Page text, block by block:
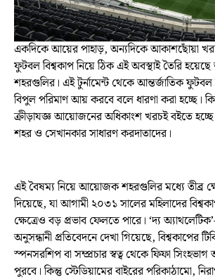
একদিকে আয়ের পাহাড়, অন্যদিকে আকাশছোঁয়া
ফুটবল বিশ্বকাপ নিয়ে ঠিক এই অবস্থাই তৈরি
শহরগুলির। এই টুর্নামেন্ট থেকে আন্তর্জাতিক ফুটবল
বিপুল পরিমাণ আয় করবে বলে ধারণা করা হচ্ছে।
ক্রীড়াযজ্ঞ আয়োজনের অধিকাংশ খরচই বইতে হচ্ছে
শহর ও সেখানকার সাধারণ করদাতাদের।
এই বৈষম্য নিয়ে আয়োজক শহরগুলির মধ্যে তীব্র
দিয়েছে, যা আগামী ২০৩১ সালের মহিলাদের
ক্ষেত্রেও বড় প্রভাব ফেলতে পারে। ‘দ্য
অনুসন্ধানী প্রতিবেদনে দেখা গিয়েছে, বিশ্বকাপের
স্পনসরশিপ বা সম্প্রচার স্বত্ব থেকে ফিফা
পুরবে। কিন্তু স্টেডিয়ামের বাইরের পরিকাঠামো,